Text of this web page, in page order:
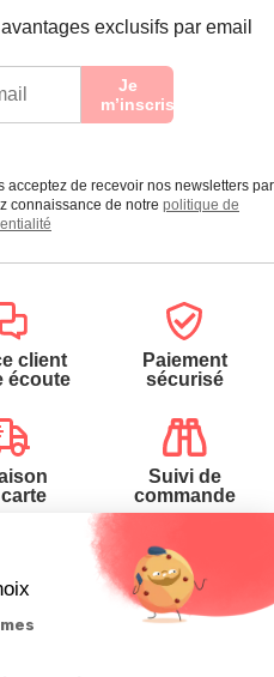
exclusifs par email
Je
m’inscris
acceptez de recevoir nos newsletters par
connaissance de notre politique de
client
écoute
Paiement
sécurisé
Suivi de
commande
Contactez-nous